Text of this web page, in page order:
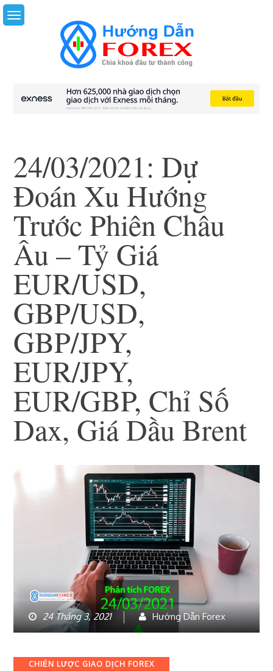
Skip
to
24/03/2021: Dự
Đoán Xu Hướng
Trước Phiên Châu
Âu – Tỷ Giá
EUR/USD,
GBP/USD,
GBP/JPY,
EUR/JPY,
EUR/GBP, Chỉ Số
Dax, Giá Dầu Brent
24 Tháng 3, 2021 Hướng Dẫn Forex
Categories
CHIẾN LƯỢC GIAO DỊCH FOREX